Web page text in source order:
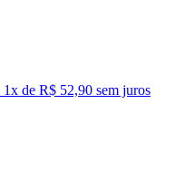
1x de R$ 52,90 sem juros